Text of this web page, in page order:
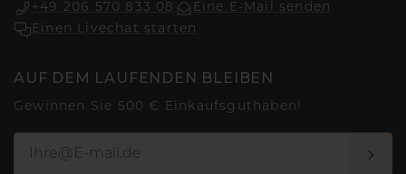
+49 206 570 833 08
Eine E-Mail senden
Einen Livechat starten
AUF DEM LAUFENDEN BLEIBEN
Gewinnen Sie 500 € Einkaufsguthaben!